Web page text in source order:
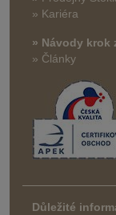
» Kariéra
» Návody krok
» Články
Důležité